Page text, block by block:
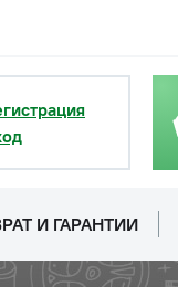
И ГАРАНТИИ